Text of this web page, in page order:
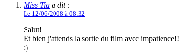
Miss Tia à dit :
Le 12/06/2008 à 08:32
Salut!
Et bien j'attends la sortie du film avec impatience!!
:)